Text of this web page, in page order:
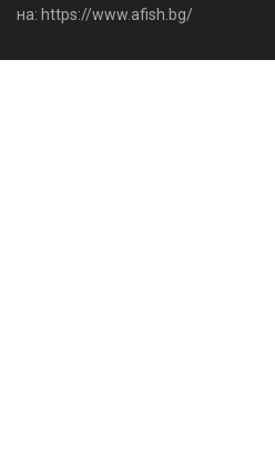
на: https://www.afish.bg/